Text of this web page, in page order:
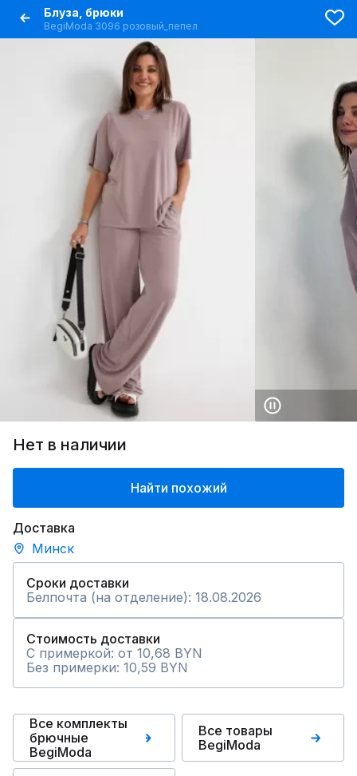
Блуза, брюки
BegiModa 3096 розовый_пепел
Нет в наличии
Найти похожий
Доставка
Минск
Сроки доставки
Белпочта (на отделение): 18.08.2026
Стоимость доставки
С примеркой: от 10,68 BYN
Без примерки: 10,59 BYN
Все комплекты
брючные
BegiModa
Все товары
BegiModa